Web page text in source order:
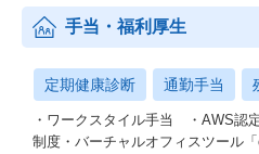
手当・福利厚生
定期健康診断 通勤手当
・ワークスタイル手当 ・AWS認
制度・バーチャルオフィスツ